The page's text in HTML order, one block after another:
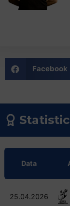
Facebook
Data
25.04.2026